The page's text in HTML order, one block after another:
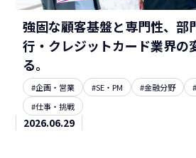
強固な顧客基盤と専門性、部
行・クレジットカード業界の
る。
#企画・営業 #SE・PM #金融分野
#仕事・挑戦
2026.06.29